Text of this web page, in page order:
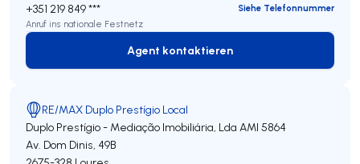
+351 219 849 ***
Siehe Telefonnummer
Anruf ins nationale Festnetz
Agent kontaktieren
Agent kontaktieren
RE/MAX Duplo Prestígio Local
Duplo Prestígio - Mediação Imobiliária, Lda AMI 5864
Av. Dom Dinis, 49B